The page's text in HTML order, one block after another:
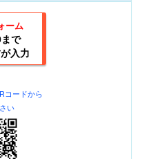
ーム
で
入力
コードから
い